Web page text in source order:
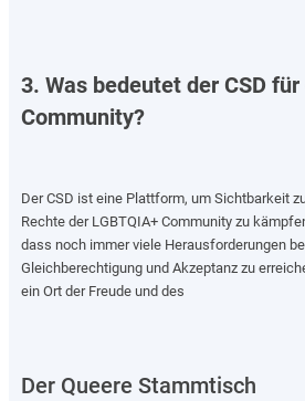
3. Was bedeutet der CSD
Community?
Der CSD ist eine Plattform, um Sichtbarkeit
Rechte der LGBTQIA+ Community zu
dass noch immer viele Herausforderungen
Gleichberechtigung und Akzeptanz zu
ein Ort der Freude und des
Der Queere Stammtisch